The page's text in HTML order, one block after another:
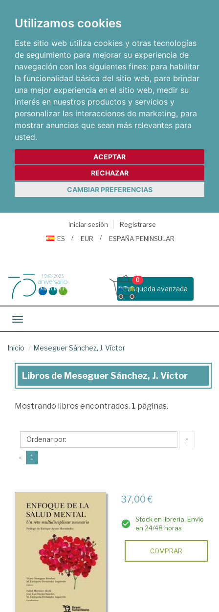
Utilizamos cookies
Este sitio web utiliza cookies y otras tecnologías
de seguimiento para mejorar su experiencia de
navegación con los siguientes fines: para habilitar
la funcionalidad básica del sitio web, para brindar
una mejor experiencia en el sitio web, medir su
interés en nuestros productos y servicios y
personalizar las interacciones de marketing, para
mostrar anuncios que sean más relevantes para
usted.
ACEPTAR
RECHAZAR
CAMBIAR PREFERENCIAS
Iniciar sesión
Registrarse
ES
EUR ESPAÑA PENINSULAR
Busqueda avanzada
0
Toggle navigation
Inicio Meseguer Sánchez, J. Víctor
Libros
Meseguer
Víctor
Libros de Meseguer Sánchez, J. Víctor
Mostrando libros encontrados. 1 páginas.
↑
« 1
37,00 €
Stock en librería. Envío
en 24/48 horas
COMPRAR